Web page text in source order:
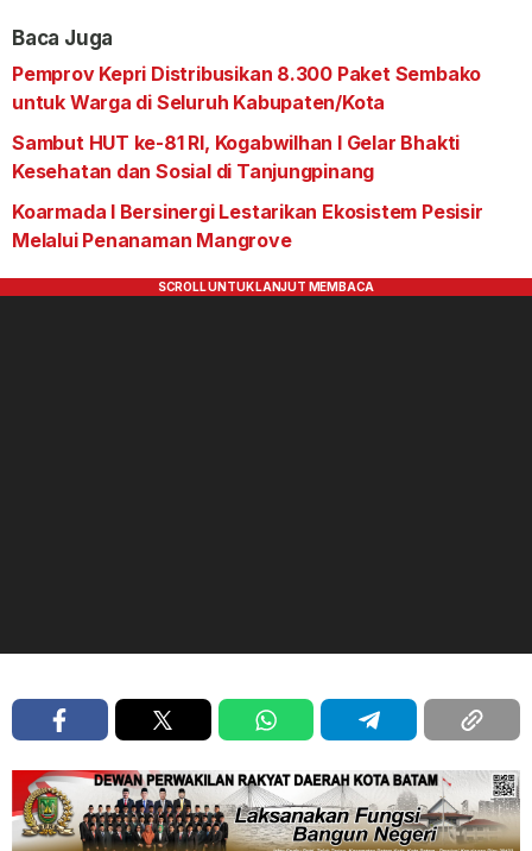
Baca Juga
Pemprov Kepri Distribusikan 8.300 Paket Sembako
untuk Warga di Seluruh Kabupaten/Kota
Sambut HUT ke-81 RI, Kogabwilhan I Gelar Bhakti
Kesehatan dan Sosial di Tanjungpinang
Koarmada I Bersinergi Lestarikan Ekosistem Pesisir
Melalui Penanaman Mangrove